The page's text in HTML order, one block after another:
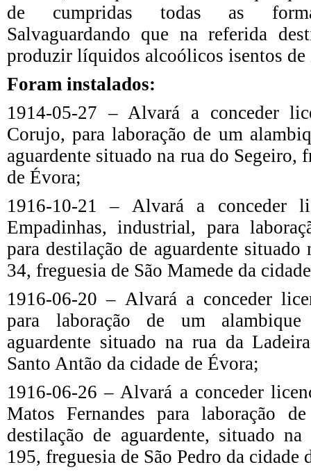
de cumpridas todas as
Salvaguardando que na referida
produzir líquidos alcoólicos isentos de
Foram instalados:
1914-05-27 – Alvará a conceder
Corujo, para laboração de um
aguardente situado na rua do Segeiro,
de Évora;
1916-10-21 – Alvará a conceder
Empadinhas, industrial, para
para destilação de aguardente situado
34, freguesia de São Mamede da
1916-06-20 – Alvará a conceder
para laboração de um
aguardente situado na rua da
Santo Antão da cidade de Évora;
1916-06-26 – Alvará a conceder
Matos Fernandes para laboração
destilação de aguardente, situado
195, freguesia de São Pedro da cidade